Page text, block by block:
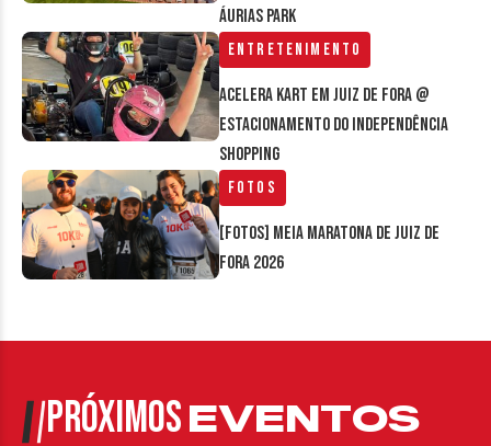
Áurias Park
Entretenimento
Acelera Kart em Juiz de Fora @
estacionamento do Independência
Shopping
Fotos
[FOTOS] Meia Maratona de Juiz de
Fora 2026
PRÓXIMOSEVENTOS